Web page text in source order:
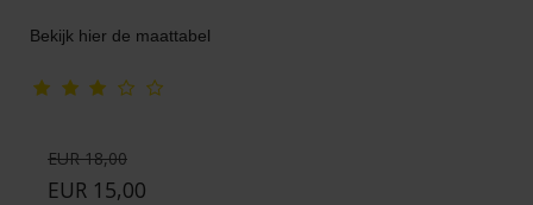
Bekijk hier de maattabel
EUR 18,00
EUR 15,00